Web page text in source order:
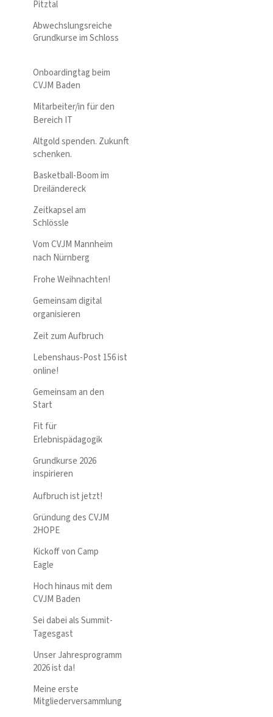
Pitztal
Abwechslungsreiche
Grundkurse im Schloss
Onboardingtag beim
CVJM Baden
Mitarbeiter/in für den
Bereich IT
Altgold spenden. Zukunft
schenken.
Basketball-Boom im
Dreiländereck
Zeitkapsel am
Schlössle
Vom CVJM Mannheim
nach Nürnberg
Frohe Weihnachten!
Gemeinsam digital
organisieren
Zeit zum Aufbruch
Lebenshaus-Post 156 ist
online!
Gemeinsam an den
Start
Fit für
Erlebnispädagogik
Grundkurse 2026
inspirieren
Aufbruch ist jetzt!
Gründung des CVJM
2HOPE
Kickoff von Camp
Eagle
Hoch hinaus mit dem
CVJM Baden
Sei dabei als Summit-
Tagesgast
Unser Jahresprogramm
2026 ist da!
Meine erste
Mitgliederversammlung